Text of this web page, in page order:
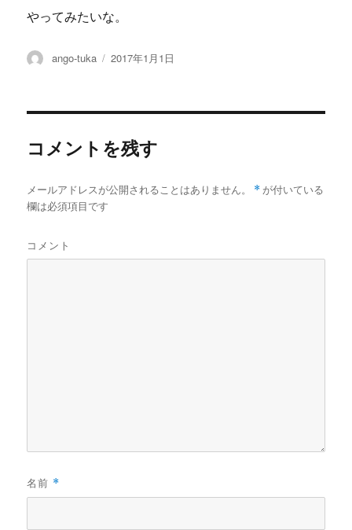
やってみたいな。
投
ango-tuka
投
2017年1月1日
コメントを残す
メールアドレスが公開されることはありません。 * が付いている
欄は必須項目です
コメント
名前 *